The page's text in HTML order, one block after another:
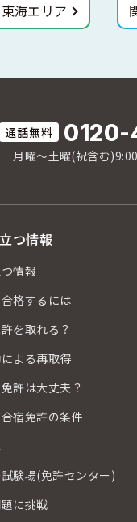
東海エリア
月曜〜土曜(祝含む
つ情報
情報
格するには
を取れる？
よる再取得
許は大丈夫？
宿免許の条件
験場(免許センター)
に挑戦